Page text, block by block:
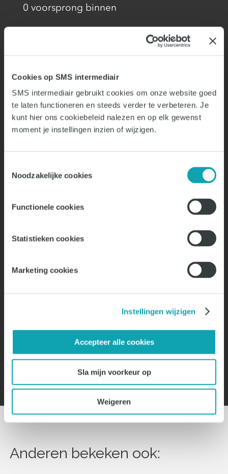
Cookies op SMS intermediair
SMS intermediair gebruikt cookies om onze website goed
te laten functioneren en steeds verder te verbeteren. Je
kunt hier ons cookiebeleid nalezen en op elk gewenst
moment je instellingen inzien of wijzigen.
Noodzakelijke cookies
Functionele cookies
Statistieken cookies
Marketing cookies
Instellingen wijzigen
Accepteer alle cookies
Sla mijn voorkeur op
Weigeren
0 voorsprong binnen
Vragen?
Partner / Senior Consultant
Deel deze vacature
Anderen bekeken ook: